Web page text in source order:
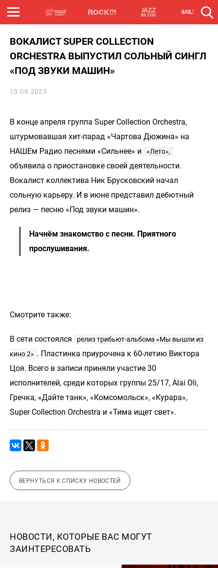
ВОКАЛИСТ SUPER COLLECTION
ORCHESTRA ВЫПУСТИЛ СОЛЬНЫЙ СИНГЛ
«ПОД ЗВУКИ МАШИН»
13.06.2023
В конце апреля группа Super Collection Orchestra,
штурмовавшая хит-парад «Чартова Дюжина» на
НАШЕм Радио песнями «Сильнее» и
«Лето»,
объявила о приостановке своей деятельности.
Вокалист коллектива Ник Брусковский начал
сольную карьеру. И в июне представил дебютный
релиз — песню «Под звуки машин».
Начнём знакомство с песни. Приятного
прослушивания.
Смотрите также:
В сети состоялся
релиз трибьют-альбома «Мы вышли из
кино 2» . Пластинка приурочена к 60-летию Виктора
Цоя. Всего в записи приняли участие 30
исполнителей, среди которых группы 25/17, Alai Oli,
Гречка, «Дайте танк», «Комсомольск», «Курара»,
Super Collection Orchestra и «Тима ищет свет».
ВЕРНУТЬСЯ К СПИСКУ НОВОСТЕЙ
НОВОСТИ, КОТОРЫЕ ВАС МОГУТ
ЗАИНТЕРЕСОВАТЬ